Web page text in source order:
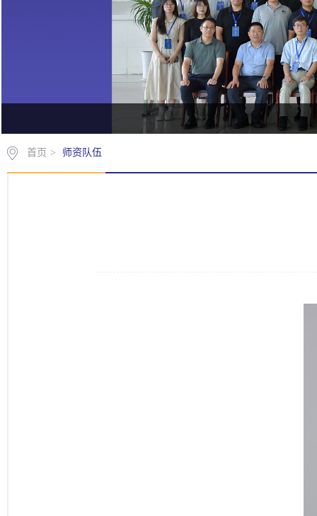
首页 > 师资队伍